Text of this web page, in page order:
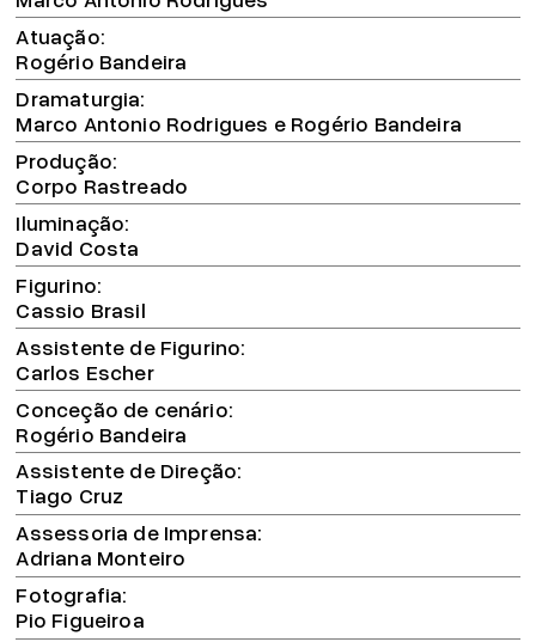
Atuação
Rogério Bandeira
Dramaturgia
Marco Antonio Rodrigues e Rogério Bandeira
Produção
Corpo Rastreado
Iluminação
David Costa
Figurino
Cassio Brasil
Assistente de Figurino
Carlos Escher
Conceção de cenário
Rogério Bandeira
Assistente de Direção
Tiago Cruz
Assessoria de Imprensa
Adriana Monteiro
Fotografia
Pio Figueiroa